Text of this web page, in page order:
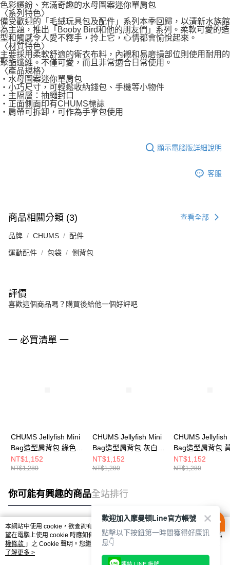
色彩繽紛、充滿奇趣的水母圖案迷你單肩包
〈系列特色〉
備受歡迎的「毛絨玩具包及配件」系列本季回歸，以清新水族館
為主題，推出「Booby Bird和他的朋友們」系列。柔軟可愛的造
型和觸感令人愛不釋手，拎上它，心情都會愉悅起來。
〈材質特色〉
主要採用柔軟舒適的衛衣布料，內襯和易磨損部位則使用耐用的
聚酯纖維。不僅可愛，而且非常適合日常使用。
〈產品規格〉
・水母圖案迷你單肩包
・小巧尺寸，可輕鬆收納錢包、手機等小物件
・主隔層：抽繩封口
・正面側面印有CHUMS標誌
・肩帶可拆卸，可作為手拿包使用
顯示電腦版詳細說明
客服
商品相關分類 (3) 查看全部
品牌 CHUMS 配件
運動配件 包袋 側背包
評價
喜歡這個商品嗎？購買後給他一個好評吧
一 必買清單 一
CHUMS Jellyfish Mini
Bag造型肩背包 綠色
CH604054M001
NT$1,152
NT$1,280
CHUMS Jellyfish Mini
Bag造型肩背包 灰白色
CH604054W022
NT$1,152
NT$1,280
CHUMS Jellyfish
Bag造型肩背包
CH604054Y001
NT$1,152
NT$1,280
你可能有興趣的商品全站排行
熱門標籤
本網站中使用 cookie，欲查詢有關本網站使用 cookie 方式之詳情，及若您不希
望在電腦上使用 cookie 時應如何變更電腦的 cookie 設定，請參閱本網站「
隱私
權條款 」之 Cookie 聲明。您繼續使用本網站即表示您同意本公司得按本網站使
用條款之 Cookie 聲明使用 cookie。
了解更多 >
歡迎加入摩曼頓Line官方帳號
點擊以下按鈕第一時間獲得好康訊
息👇
連結 LINE 帳號